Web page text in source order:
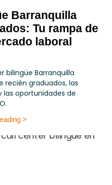
Barranquilla
Tu rampa de
laboral
bilingüe Barranquilla
recién graduados, las
las oportunidades de
>